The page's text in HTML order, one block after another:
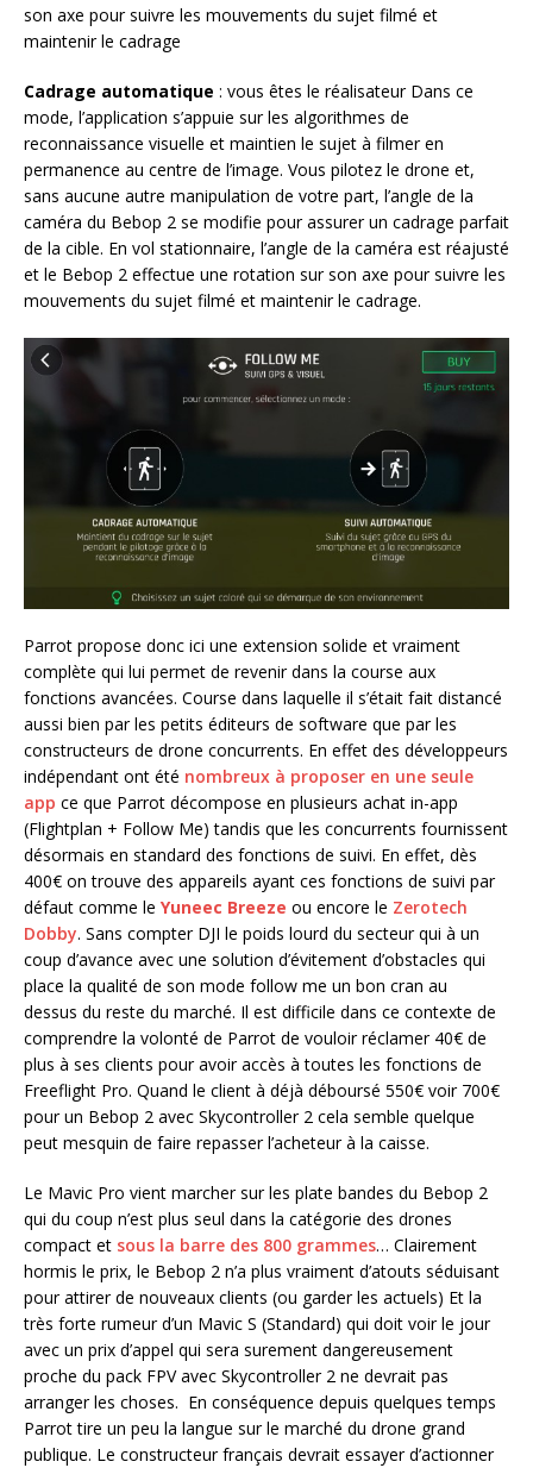
son axe pour suivre les mouvements du sujet filmé et
maintenir le cadrage
Cadrage automatique : vous êtes le réalisateur Dans ce
mode, l’application s’appuie sur les algorithmes de
reconnaissance visuelle et maintien le sujet à filmer en
permanence au centre de l’image. Vous pilotez le drone et,
sans aucune autre manipulation de votre part, l’angle de la
caméra du Bebop 2 se modifie pour assurer un cadrage parfait
de la cible. En vol stationnaire, l’angle de la caméra est réajusté
et le Bebop 2 effectue une rotation sur son axe pour suivre les
mouvements du sujet filmé et maintenir le cadrage.
Parrot propose donc ici une extension solide et vraiment
complète qui lui permet de revenir dans la course aux
fonctions avancées. Course dans laquelle il s’était fait distancé
aussi bien par les petits éditeurs de software que par les
constructeurs de drone concurrents. En effet des développeurs
indépendant ont été nombreux à proposer en une seule
app ce que Parrot décompose en plusieurs achat in-app
(Flightplan + Follow Me) tandis que les concurrents fournissent
désormais en standard des fonctions de suivi. En effet, dès
400€ on trouve des appareils ayant ces fonctions de suivi par
défaut comme le Yuneec Breeze ou encore le Zerotech
Dobby. Sans compter DJI le poids lourd du secteur qui à un
coup d’avance avec une solution d’évitement d’obstacles qui
place la qualité de son mode follow me un bon cran au
dessus du reste du marché. Il est difficile dans ce contexte de
comprendre la volonté de Parrot de vouloir réclamer 40€ de
plus à ses clients pour avoir accès à toutes les fonctions de
Freeflight Pro. Quand le client à déjà déboursé 550€ voir 700€
pour un Bebop 2 avec Skycontroller 2 cela semble quelque
peut mesquin de faire repasser l’acheteur à la caisse.
Le Mavic Pro vient marcher sur les plate bandes du Bebop 2
qui du coup n’est plus seul dans la catégorie des drones
compact et sous la barre des 800 grammes… Clairement
hormis le prix, le Bebop 2 n’a plus vraiment d’atouts séduisant
pour attirer de nouveaux clients (ou garder les actuels) Et la
très forte rumeur d’un Mavic S (Standard) qui doit voir le jour
avec un prix d’appel qui sera surement dangereusement
proche du pack FPV avec Skycontroller 2 ne devrait pas
arranger les choses. En conséquence depuis quelques temps
Parrot tire un peu la langue sur le marché du drone grand
publique. Le constructeur français devrait essayer d’actionner